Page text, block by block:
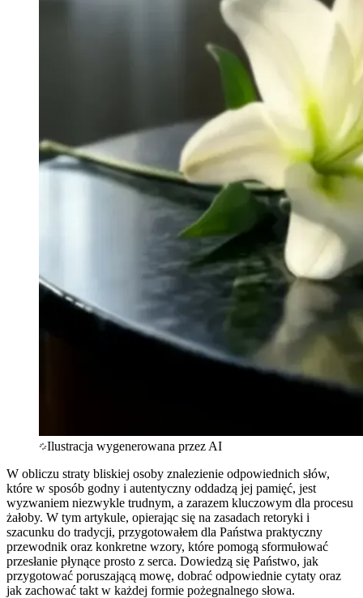
Ilustracja wygenerowana przez AI
W obliczu straty bliskiej osoby znalezienie odpowiednich słów,
które w sposób godny i autentyczny oddadzą jej pamięć, jest
wyzwaniem niezwykle trudnym, a zarazem kluczowym dla procesu
żałoby. W tym artykule, opierając się na zasadach retoryki i
szacunku do tradycji, przygotowałem dla Państwa praktyczny
przewodnik oraz konkretne wzory, które pomogą sformułować
przesłanie płynące prosto z serca. Dowiedzą się Państwo, jak
przygotować poruszającą mowę, dobrać odpowiednie cytaty oraz
jak zachować takt w każdej formie pożegnalnego słowa.